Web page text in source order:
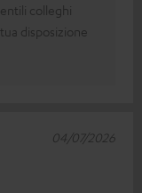
colleghi
disposizione
04/07/2026